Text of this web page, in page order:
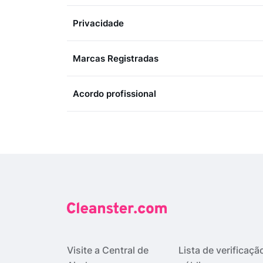
Privacidade
Marcas Registradas
Acordo profissional
Visite a Central de
Lista de